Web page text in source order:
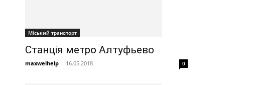
Міський транспорт
Станція метро Алтуфьево
maxwelhelp - 16.05.2018 0